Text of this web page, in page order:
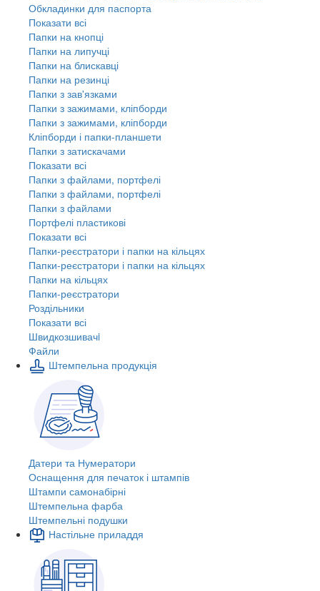
Обкладинки для паспорта
Показати всі
Папки на кнопці
Папки на липучці
Папки на блискавці
Папки на резинці
Папки з зав'язками
Папки з зажимами, кліпборди
Папки з зажимами, кліпборди
Кліпборди і папки-планшети
Папки з затискачами
Показати всі
Папки з файлами, портфелі
Папки з файлами, портфелі
Папки з файлами
Портфелі пластикові
Показати всі
Папки-реєстратори і папки на кільцях
Папки-реєстратори і папки на кільцях
Папки на кільцях
Папки-реєстратори
Роздільники
Показати всі
Швидкозшивачi
Файли
Штемпельна продукція
Датери та Нумератори
Оснащення для печаток і штампів
Штампи самонабірні
Штемпельна фарба
Штемпельні подушки
Настільне приладдя